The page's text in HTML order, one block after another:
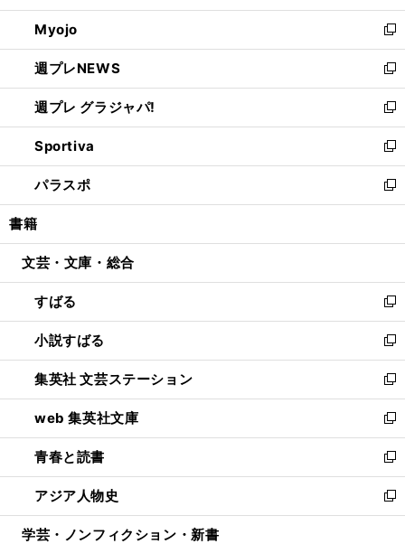
開
く
ウ
で
開
く
ン
ド
ウ
で
開
く
ウ
ィ
ン
ド
ウ
で
開
く
Myojo
新
し
い
ウ
ィ
ン
ド
ウ
で
開
週プレNEWS
新
し
い
ウ
ィ
ン
ド
ウ
開
週プレ グラジャパ!
新
し
い
ウ
ィ
ン
ウ
開
く
Sportiva
新
し
い
ウ
ン
ウ
で
開
く
パラスポ
新
し
ウ
ン
ド
ウ
で
開
く
書籍
文芸・文庫・総合
すばる
新
し
い
ウ
ィ
ン
ド
ウ
で
開
く
小説すばる
新
し
い
ウ
ィ
ン
ド
ウ
で
開
集英社 文芸ステーション
新
し
い
ウ
ィ
ン
ド
ウ
web 集英社文庫
新
し
い
ウ
ィ
ン
青春と読書
新
し
い
ウ
アジア人物史
新
し
学芸・ノンフィクション・新書